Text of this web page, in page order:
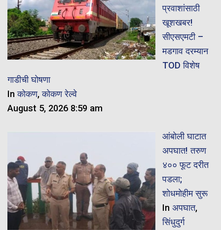
प्रवाशांसाठी
खूशखबर!
सीएसएमटी –
मडगाव दरम्यान
TOD विशेष
गाडीची घोषणा
Inकोकण,कोकण रेल्वे
August 5, 2026 8:59 am
आंबोली घाटात
अपघात! तरुण
४०० फूट दरीत
पडला;
शोधमोहीम सुरू
In अपघात,
सिंधुदुर्ग